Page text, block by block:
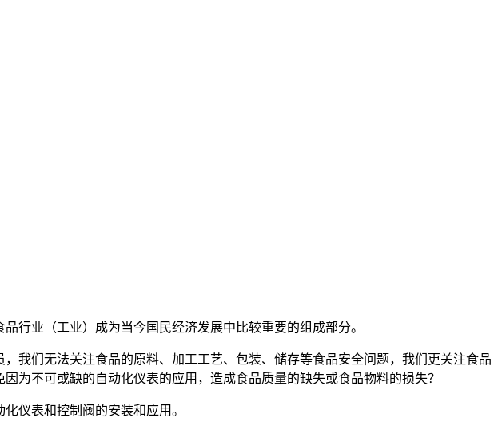
行业（工业）成为当今国民经济发展中比较重要的组成部分。
我们无法关注食品的原料、加工工艺、包装、储存等食品安全问题，我们更关注食品
为不可或缺的自动化仪表的应用，造成食品质量的缺失或食品物料的损失？
仪表和控制阀的安装和应用。